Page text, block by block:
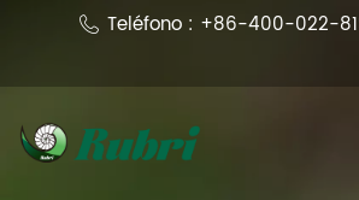
Teléfono : +86-400-022-